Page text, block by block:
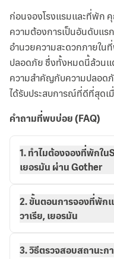
ก่อนจองโรงแรมและที่พัก
ความต้องการเป็นอันดับแร
อำนวยความสะดวกภายใน
ปลอดภัย ซึ่งทั้งหมดนี้ล้วนแ
ความสำคัญกับความปลอด
ได้รับประสบการณ์ที่ดีที่สุดเ
คำถามที่พบบ่อย (FAQ)
1. ทำไมต้องจองที่พักใน
เยอรมัน ผ่าน Gother
2. ขั้นตอนการจองที่พัก
วาเรีย, เยอรมัน
3. วิธีตรวจสอบสถานะก